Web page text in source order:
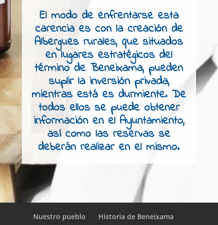
El modo de enfrentarse esta
carencia es con la creación de
Albergues rurales, que situados
en lugares estratégicos del
término de Beneixama, pueden
suplir la inversión privada,
mientras está es durmiente. De
todos ellos se puede obtener
información en el Ayuntamiento,
así como las reservas se
deberán realizar en el mismo.
Nuestro pueblo Historia de Beneixama